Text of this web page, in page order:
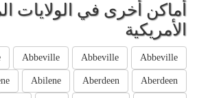
أماكن أخرى في الولايات
الأمريكية
Abbeville
Abbeville
Abbeville
Aberdeen
Aberdeen
Abilene